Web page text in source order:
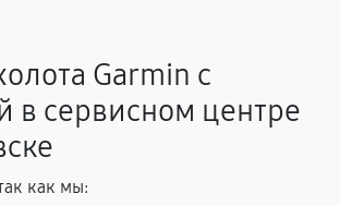
Garmin с
в сервисном центре
как мы: